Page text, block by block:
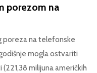
porezom na
poreza na telefonske
mogla ostvariti
milijuna američkih